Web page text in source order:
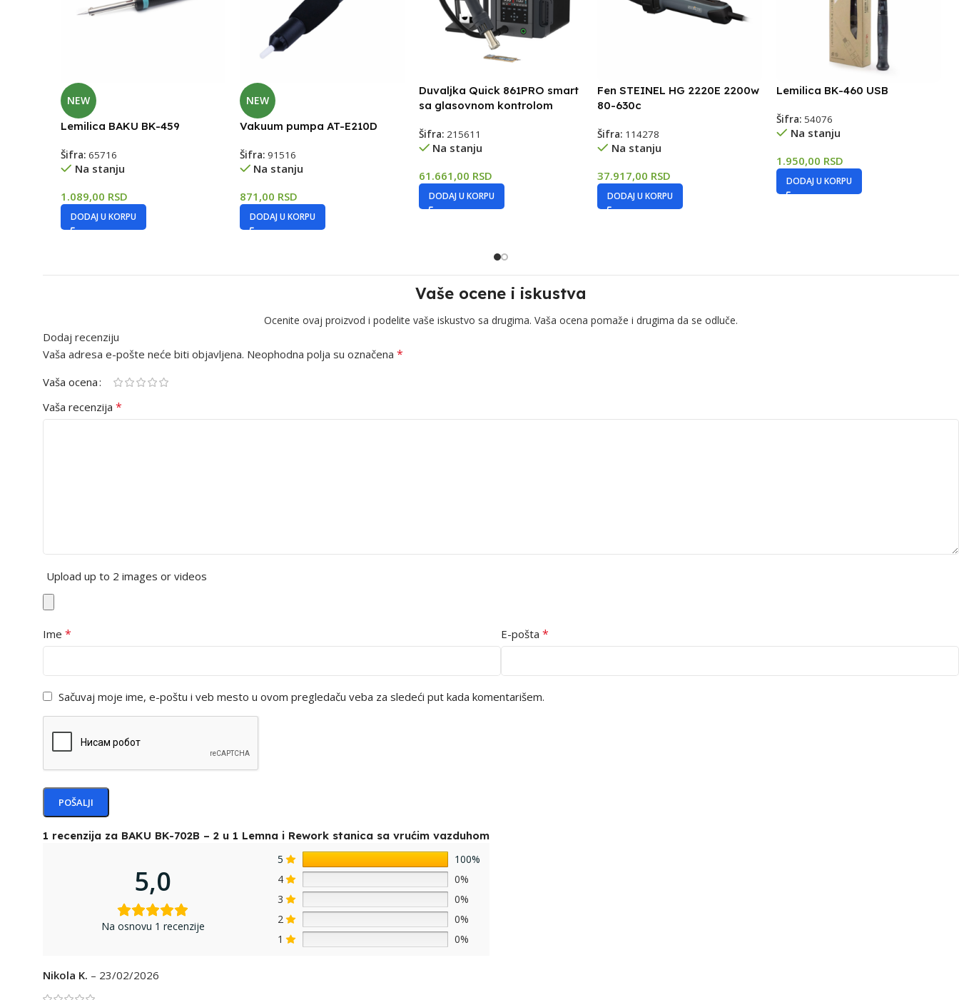
NEW
Lemilica BAKU BK-459
Šifra: 65716
Na stanju
1.089,00 RSD
DODAJ U KORPU
NEW
Vakuum pumpa AT-E210D
Šifra: 91516
Na stanju
871,00 RSD
DODAJ U KORPU
Duvaljka Quick 861PRO smart
sa glasovnom kontrolom
Šifra: 215611
Na stanju
61.661,00 RSD
DODAJ U KORPU
Fen STEINEL HG 2220E 2200w
80-630c
Šifra: 114278
Na stanju
37.917,00 RSD
DODAJ U KORPU
Lemilica BK-460 USB
Šifra: 54076
Na stanju
1.950,00 RSD
DODAJ U KORPU
Vaše ocene i iskustva
Ocenite ovaj proizvod i podelite vaše iskustvo sa drugima. Vaša ocena pomaže i drugima da se odluče.
1 recenzija za BAKU BK-702B – 2 u 1 Lemna i Rework stanica sa vrućim vazduhom
5,0
Na osnovu 1 recenzije
5
100%
4
0%
3
0%
2
0%
1
0%
Nikola K. – 23/02/2026
Dodaj recenziju
Vaša adresa e-pošte neće biti objavljena. Neophodna polja su označena *
Vaša ocena
Vaša recenzija *
Upload up to 2 images or videos
Ime * E-pošta *
Sačuvaj moje ime, e-poštu i veb mesto u ovom pregledaču veba za sledeći put kada komentarišem.